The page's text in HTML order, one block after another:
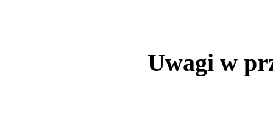
Uwagi w